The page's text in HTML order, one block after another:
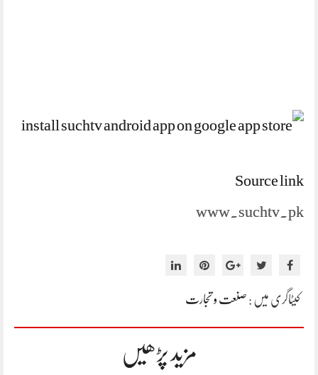
Source link
www.suchtv.pk
کیٹاگری میں : صنعت و تجارت
مزید پڑھیں